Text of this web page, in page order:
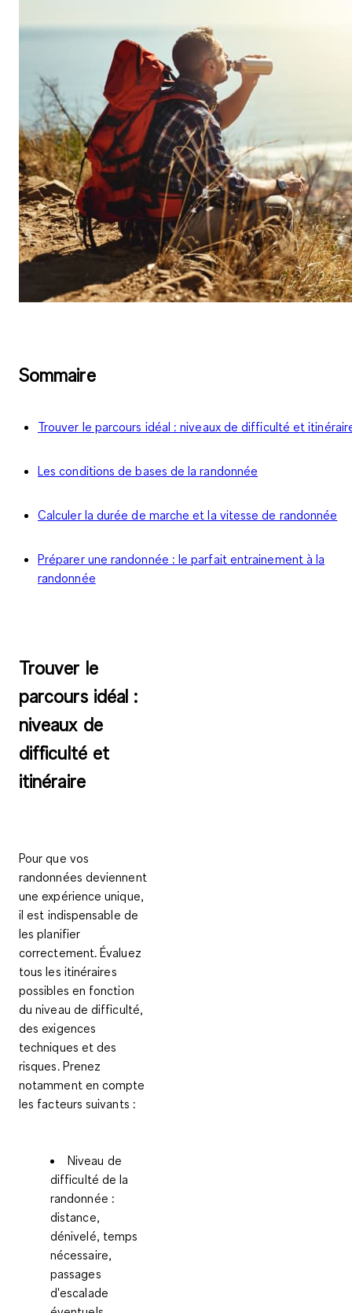
Sommaire
Trouver le parcours idéal : niveaux de difficulté et
Les conditions de bases de la randonnée
Calculer la durée de marche et la vitesse de randonnée
Préparer une randonnée : le parfait entrainement à la
randonnée
Trouver le
parcours idéal :
niveaux de
difficulté et
itinéraire
Pour que vos
randonnées deviennent
une expérience unique,
il est indispensable de
les planifier
correctement. Évaluez
tous les itinéraires
possibles en fonction
du niveau de difficulté,
des exigences
techniques et des
risques. Prenez
notamment en compte
les facteurs suivants :
Niveau de
difficulté de la
randonnée :
distance,
dénivelé, temps
nécessaire,
passages
d'escalade